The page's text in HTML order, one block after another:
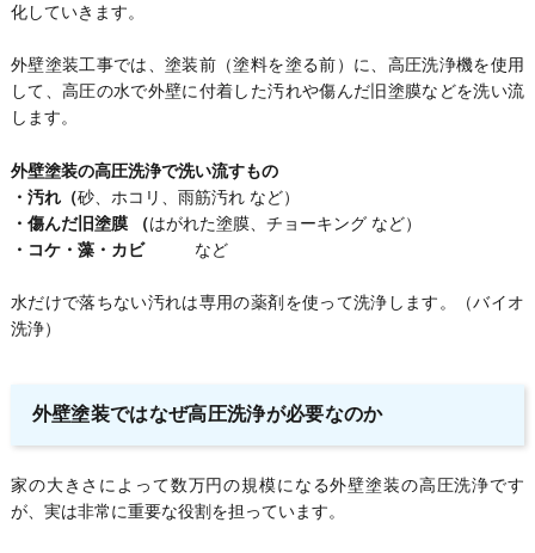
化していきます。
外壁塗装工事では、塗装前（塗料を塗る前）に、高圧洗浄機を使用
して、高圧の水で外壁に付着した汚れや傷んだ旧塗膜などを洗い流
します。
外壁塗装の高圧洗浄で洗い流すもの
・汚れ（砂、ホコリ、雨筋汚れ など）
・傷んだ旧塗膜 （はがれた塗膜、チョーキング など）
・コケ・藻・カビなど
水だけで落ちない汚れは専用の薬剤を使って洗浄します。（バイオ
洗浄）
外壁塗装ではなぜ高圧洗浄が必要なのか
家の大きさによって数万円の規模になる外壁塗装の高圧洗浄です
が、実は非常に重要な役割を担っています。